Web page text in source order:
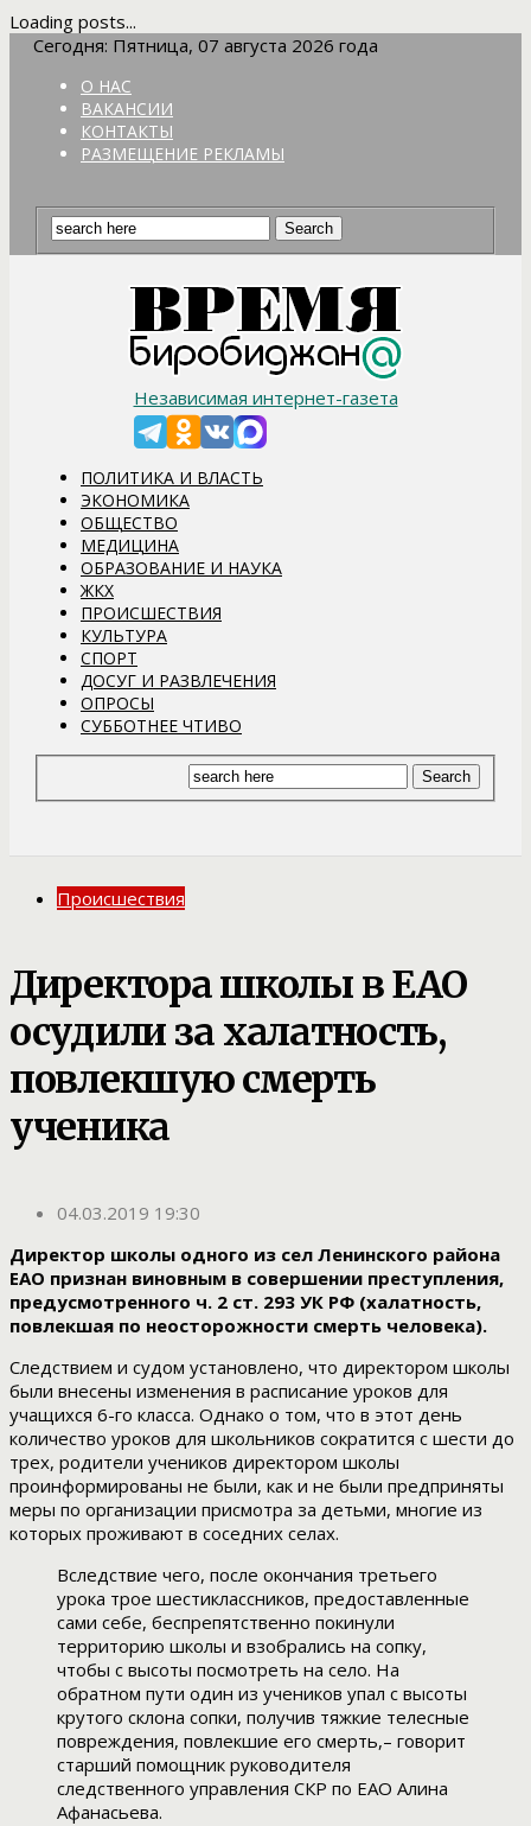
Loading posts...
Сегодня: Пятница, 07 августа 2026 года
О НАС
ВАКАНСИИ
КОНТАКТЫ
РАЗМЕЩЕНИЕ РЕКЛАМЫ
Независимая интернет-газета
ПОЛИТИКА И ВЛАСТЬ
ЭКОНОМИКА
ОБЩЕСТВО
МЕДИЦИНА
ОБРАЗОВАНИЕ И НАУКА
ЖКХ
ПРОИСШЕСТВИЯ
КУЛЬТУРА
СПОРТ
ДОСУГ И РАЗВЛЕЧЕНИЯ
ОПРОСЫ
СУББОТНЕЕ ЧТИВО
Происшествия
Директора школы в ЕАО
осудили за халатность,
повлекшую смерть
ученика
04.03.2019 19:30
Директор школы одного из сел Ленинского района
ЕАО признан виновным в совершении преступления,
предусмотренного ч. 2 ст. 293 УК РФ (халатность,
повлекшая по неосторожности смерть человека).
Следствием и судом установлено, что директором школы
были внесены изменения в расписание уроков для
учащихся 6-го класса. Однако о том, что в этот день
количество уроков для школьников сократится с шести до
трех, родители учеников директором школы
проинформированы не были, как и не были предприняты
меры по организации присмотра за детьми, многие из
которых проживают в соседних селах.
Вследствие чего, после окончания третьего
урока трое шестиклассников, предоставленные
сами себе, беспрепятственно покинули
территорию школы и взобрались на сопку,
чтобы с высоты посмотреть на село. На
обратном пути один из учеников упал с высоты
крутого склона сопки, получив тяжкие телесные
повреждения, повлекшие его смерть,– говорит
старший помощник руководителя
следственного управления СКР по ЕАО Алина
Афанасьева.